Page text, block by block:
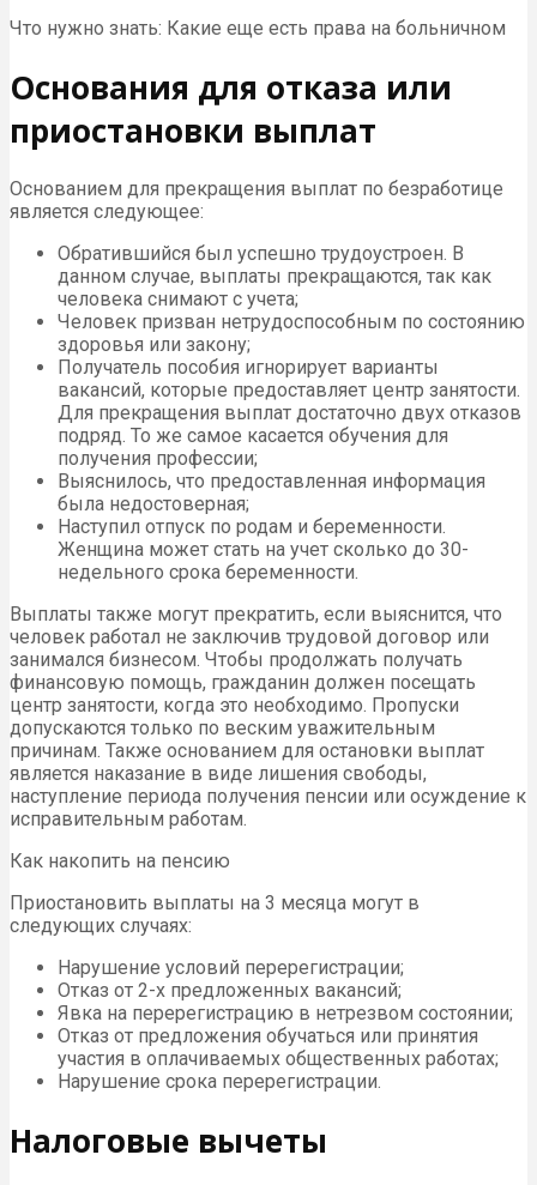
Что нужно знать: Какие еще есть права на больничном
Основания для отказа или
приостановки выплат
Основанием для прекращения выплат по безработице
является следующее:
Обратившийся был успешно трудоустроен. В
данном случае, выплаты прекращаются, так как
человека снимают с учета;
Человек призван нетрудоспособным по состоянию
здоровья или закону;
Получатель пособия игнорирует варианты
вакансий, которые предоставляет центр занятости.
Для прекращения выплат достаточно двух отказов
подряд. То же самое касается обучения для
получения профессии;
Выяснилось, что предоставленная информация
была недостоверная;
Наступил отпуск по родам и беременности.
Женщина может стать на учет сколько до 30-
недельного срока беременности.
Выплаты также могут прекратить, если выяснится, что
человек работал не заключив трудовой договор или
занимался бизнесом. Чтобы продолжать получать
финансовую помощь, гражданин должен посещать
центр занятости, когда это необходимо. Пропуски
допускаются только по веским уважительным
причинам. Также основанием для остановки выплат
является наказание в виде лишения свободы,
наступление периода получения пенсии или осуждение к
исправительным работам.
Как накопить на пенсию
Приостановить выплаты на 3 месяца могут в
следующих случаях:
Нарушение условий перерегистрации;
Отказ от 2-х предложенных вакансий;
Явка на перерегистрацию в нетрезвом состоянии;
Отказ от предложения обучаться или принятия
участия в оплачиваемых общественных работах;
Нарушение срока перерегистрации.
Налоговые вычеты